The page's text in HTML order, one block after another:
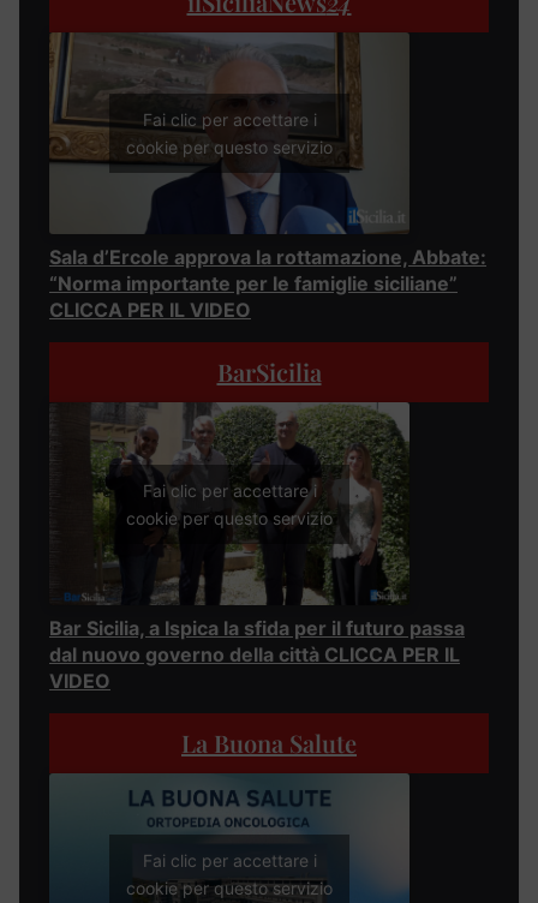
Fai clic per accettare i
cookie per questo servizio
Sala d’Ercole approva la rottamazione, Abbate:
“Norma importante per le famiglie siciliane”
CLICCA PER IL VIDEO
BarSicilia
Fai clic per accettare i
cookie per questo servizio
Bar Sicilia, a Ispica la sfida per il futuro passa
dal nuovo governo della città CLICCA PER IL
VIDEO
La Buona Salute
Fai clic per accettare i
cookie per questo servizio